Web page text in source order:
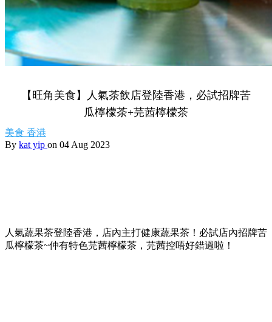
【旺角美食】人氣茶飲店登陸香港，必試招牌苦
瓜檸檬茶+芫茜檸檬茶
美食 香港
By kat yip on 04 Aug 2023
人氣蔬果茶登陸香港，店內主打健康蔬果茶！必試店內招牌苦
瓜檸檬茶~仲有特色芫茜檸檬茶，芫茜控唔好錯過啦！